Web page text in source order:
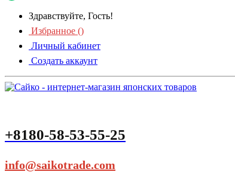
Здравствуйте, Гость!
Избранное ()
Личный кабинет
Создать аккаунт
+8180-58-53-55-25
info@saikotrade.com